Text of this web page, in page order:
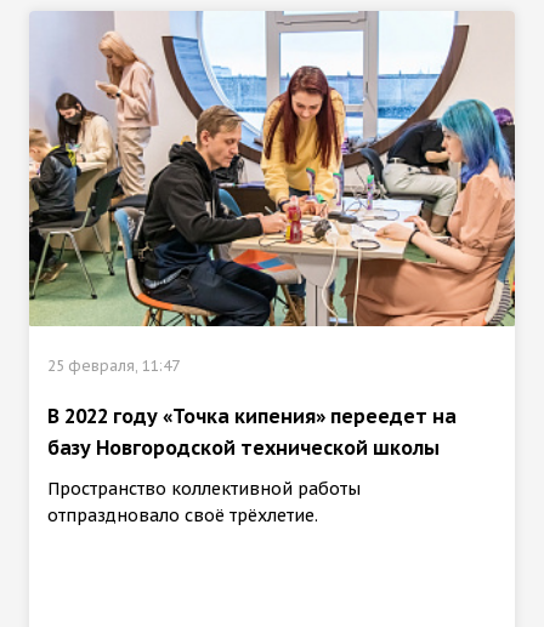
25 февраля, 11:47
В 2022 году «Точка кипения» переедет на
базу Новгородской технической школы
Пространство коллективной работы
отпраздновало своё трёхлетие.